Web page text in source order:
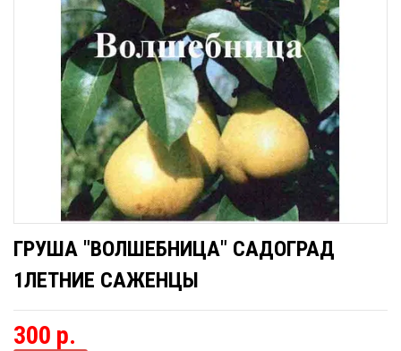
ГРУША "ВОЛШЕБНИЦА" САДОГРАД
1ЛЕТНИЕ САЖЕНЦЫ
300 р.